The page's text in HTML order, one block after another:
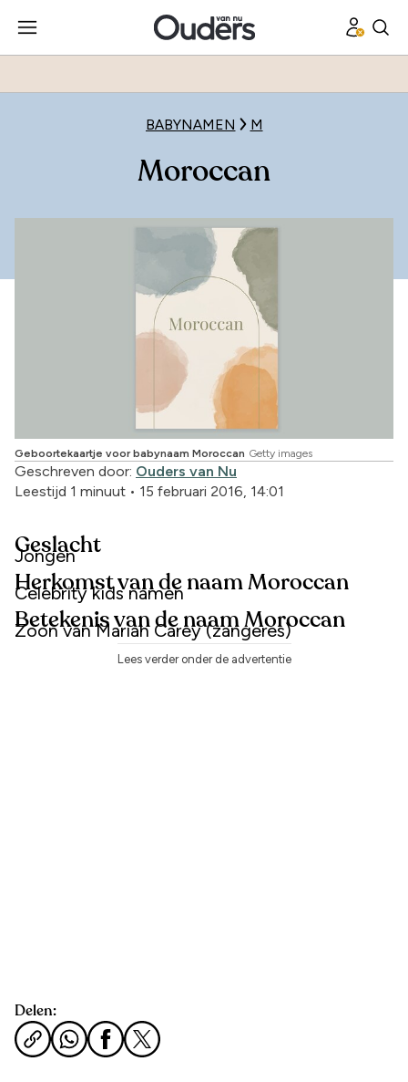
BABYNAMEN M
Moroccan
Geboortekaartje voor babynaam Moroccan Getty images
Geschreven door: Ouders van Nu
Leestijd 1 minuut • 15 februari 2016, 14:01
Geslacht
Jongen
Herkomst van de naam Moroccan
Celebrity kids namen
Betekenis van de naam Moroccan
Zoon van Mariah Carey (zangeres)
Lees verder onder de advertentie
Delen: